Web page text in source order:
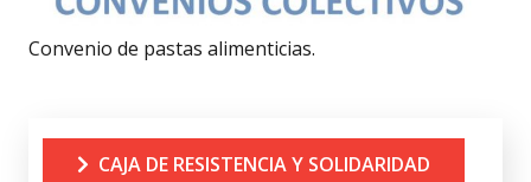
Convenio de pastas alimenticias.
CAJA DE RESISTENCIA Y SOLIDARIDAD